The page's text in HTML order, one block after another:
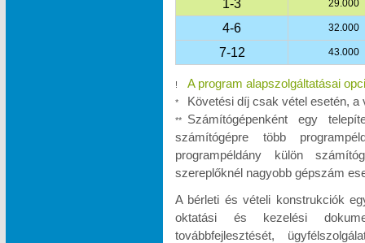
1-3 29.000
4-6 32.000
7-12 43.000
! A program alapszolgáltatásai
* Követési díj csak vétel esetén, a
**
Számítógépenként egy
számítógépre több
programpéldány külön
szereplőknél nagyobb gépszám
A bérleti és vételi konstrukciók
oktatási és kezelési
továbbfejlesztését,